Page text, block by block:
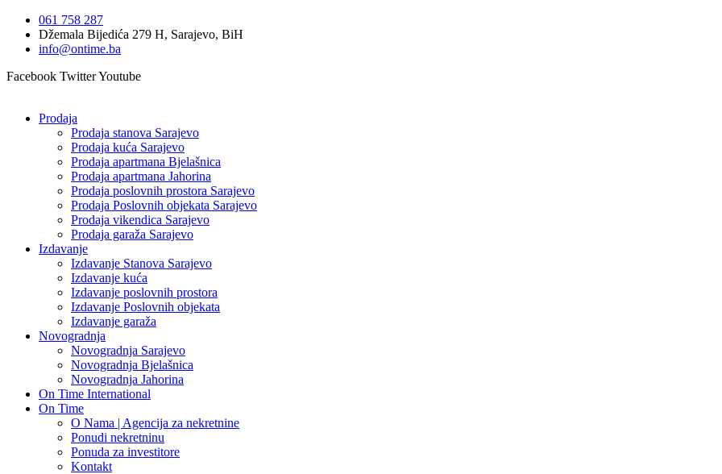
sadržaj
061 758 287
Džemala Bijedića 279 H, Sarajevo, BiH
info@ontime.ba
Facebook TwitterYoutube
Prodaja
Prodaja stanova Sarajevo
Prodaja kuća Sarajevo
Prodaja apartmana Bjelašnica
Prodaja apartmana Jahorina
Prodaja poslovnih prostora Sarajevo
Prodaja Poslovnih objekata Sarajevo
Prodaja vikendica Sarajevo
Prodaja garaža Sarajevo
Izdavanje
Izdavanje Stanova Sarajevo
Izdavanje kuća
Izdavanje poslovnih prostora
Izdavanje Poslovnih objekata
Izdavanje garaža
Novogradnja
Novogradnja Sarajevo
Novogradnja Bjelašnica
Novogradnja Jahorina
On Time International
On Time
O Nama | Agencija za nekretnine
Ponudi nekretninu
Ponuda za investitore
Kontakt